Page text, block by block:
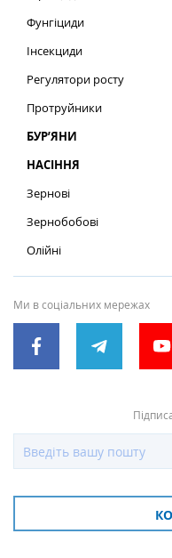
Фунгіциди
Інсекциди
Регулятори росту
Протруйники
БУР’ЯНИ
НАСІННЯ
Зернові
Зернобобові
Олійні
Ми в соціальних мережах